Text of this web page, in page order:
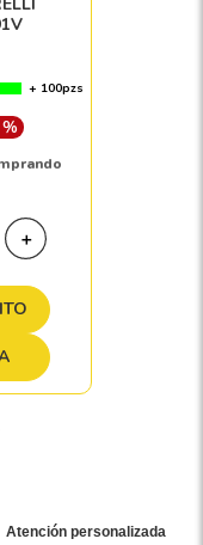
+ 100pzs
＋
Atención personalizada